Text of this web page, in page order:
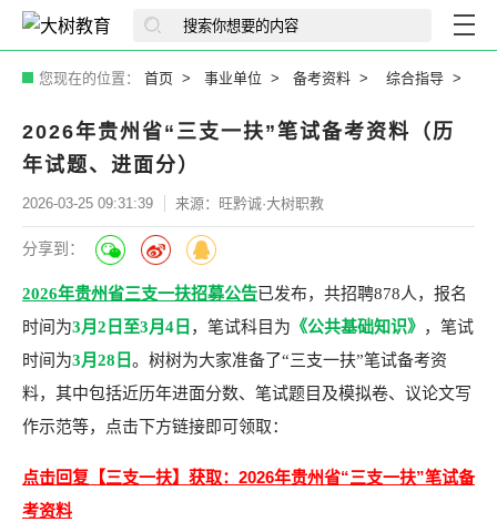
您现在的位置： 首页 事业单位 备考资料 综合指导
2026年贵州省“三支一扶”笔试备考资料（历
年试题、进面分）
2026-03-25 09:31:39 来源：旺黔诚·大树职教
分享到：
2026年贵州省三支一扶招募公告已发布，共招聘878人，报名
时间为3月2日至3月4日 ，笔试科目为 《公共基础知识》 ，笔试
时间为3月28日。树树为大家准备了“三支一扶”笔试备考资
料，其中包括近历年进面分数、笔试题目及模拟卷、议论文写
作示范等，点击下方链接即可领取：
点击回复【三支一扶】获取：2026年贵州省“三支一扶”笔试备
考资料